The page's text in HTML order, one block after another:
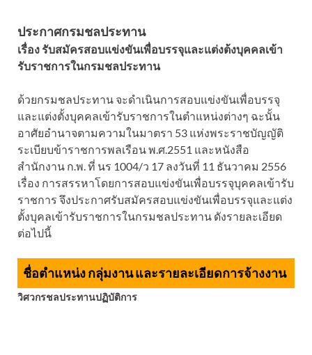
ประกาศกรมชลประทาน
เรื่อง รับสมัครสอบแข่งขันเพื่อบรรจุและแต่งต้งบุคคลเข้า
รับราชการในกรมชลประทาน
ด้วยกรมชลประทาน จะดำเนินการสอบแข่งขันเพื่อบรรจุ
และแต่งตั้งบุคคลเข้ารับราชการในตำแหน่งต่างๆ ฉะนั้น
อาศัยอำนาจตามความในมาตรา 53 แห่งพระราชบัญญัติ
ระเบียบข้าราชการพลเรือน พ.ศ.2551 และหนังสือ
สำนักงาน ก.พ. ที่ นร 1004/ว 17 ลงวันที่ 11 ธันวาคม 2556
เรื่อง การสรรหาโดยการสอบแข่งขันเพื่อบรรจุบุคคลเข้ารับ
ราชการ จึงประกาศรับสมัครสอบแข่งขันเพื่อบรรจุและแต่ง
ตั้งบุคลเข้ารับราชการในกรมชลประทาน ดังรายละเอียด
ต่อไปนี้
ชื่อตำแหน่ง กลุ่มงาน และรายละเอียดการจ้างงาน
วิศวกรชลประทานปฏิบัติการ